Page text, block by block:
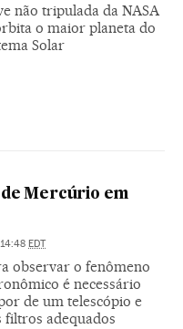
não tripulada da NASA
o maior planeta do
Solar
Mercúrio em
EDT
observar o fenômeno
é necessário
de um telescópio e
filtros adequados